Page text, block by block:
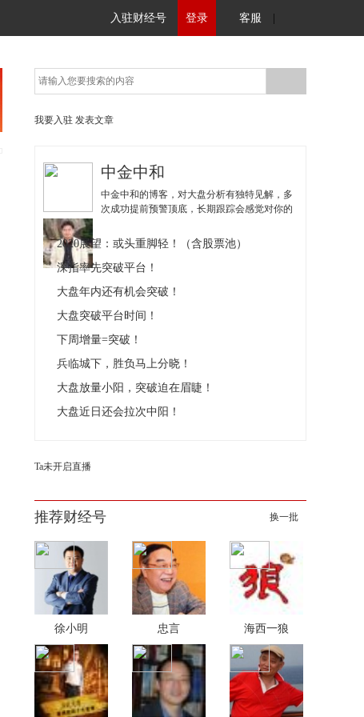
入驻财经号 登录 客服
我要入驻 发表文章
中金中和
中金中和的博客，对大盘分析有独特见解，多
次成功提前预警顶底，长期跟踪会感觉对你的
2020展望：或头重脚轻！（含股票池）
深指率先突破平台！
大盘年内还有机会突破！
大盘突破平台时间！
下周增量=突破！
兵临城下，胜负马上分晓！
大盘放量小阳，突破迫在眉睫！
大盘近日还会拉次中阳！
Ta未开启直播
推荐财经号 换一批
徐小明 忠言 海西一狼